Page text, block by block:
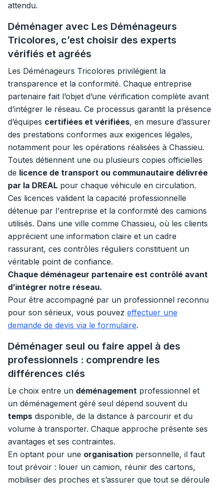
attendu.
Déménager avec Les Déménageurs
Tricolores, c’est choisir des experts
vérifiés et agréés
Les Déménageurs Tricolores privilégient la
transparence et la conformité. Chaque entreprise
partenaire fait l’objet d’une vérification complète avant
d’intégrer le réseau. Ce processus garantit la présence
d’équipes certifiées et vérifiées, en mesure d’assurer
des prestations conformes aux exigences légales,
notamment pour les opérations réalisées à Chassieu.
Toutes détiennent une ou plusieurs copies officielles
de licence de transport ou communautaire délivrée
par la DREAL pour chaque véhicule en circulation.
Ces licences valident la capacité professionnelle
détenue par l'entreprise et la conformité des camions
utilisés. Dans une ville comme Chassieu, où les clients
apprécient une information claire et un cadre
rassurant, ces contrôles réguliers constituent un
véritable point de confiance.
Chaque déménageur partenaire est contrôlé avant
d’intégrer notre réseau.
Pour être accompagné par un professionnel reconnu
pour son sérieux, vous pouvez effectuer une
demande de devis via le formulaire.
Déménager seul ou faire appel à des
professionnels : comprendre les
différences clés
Le choix entre un déménagement professionnel et
un déménagement géré seul dépend souvent du
temps disponible, de la distance à parcourir et du
volume à transporter. Chaque approche présente ses
avantages et ses contraintes.
En optant pour une organisation personnelle, il faut
tout prévoir : louer un camion, réunir des cartons,
mobiliser des proches et s’assurer que tout se déroule